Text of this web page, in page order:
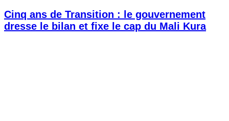
Cinq ans de Transition : le gouvernement
dresse le bilan et fixe le cap du Mali Kura